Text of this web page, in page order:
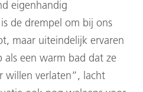
eigenhandig
de drempel om bij ons
maar uiteindelijk ervaren
als een warm bad dat ze
willen verlaten”, lacht